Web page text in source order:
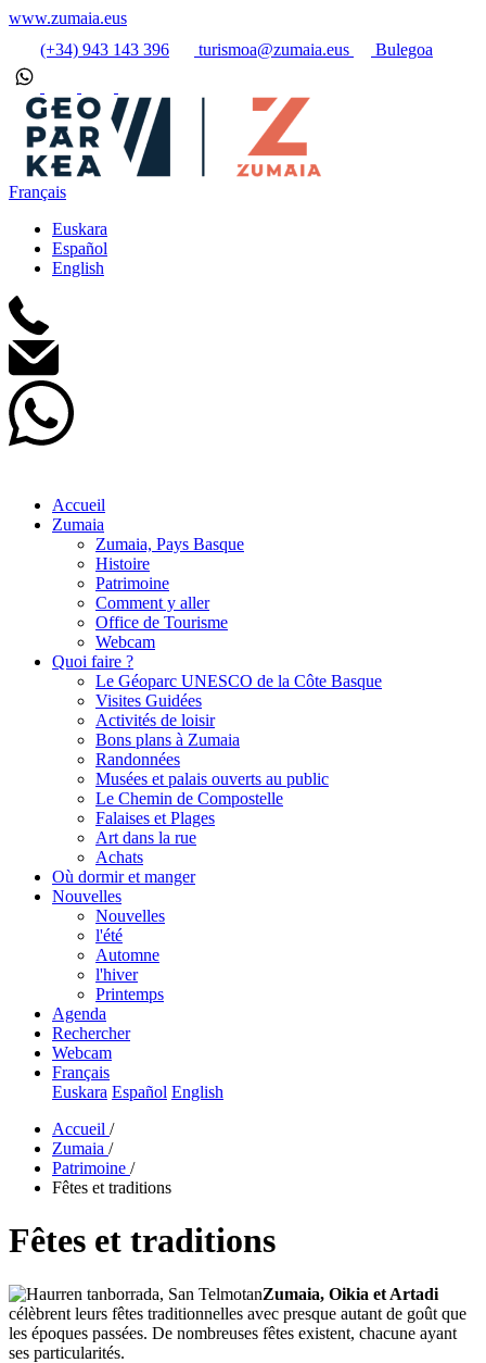
www.zumaia.eus
(+34) 943 143 396
turismoa@zumaia.eus Bulegoa
Français
Euskara
Español
English
Accueil
Zumaia
Zumaia, Pays Basque
Histoire
Patrimoine
Comment y aller
Office de Tourisme
Webcam
Quoi faire ?
Le Géoparc UNESCO de la Côte Basque
Visites Guidées
Activités de loisir
Bons plans à Zumaia
Randonnées
Musées et palais ouverts au public
Le Chemin de Compostelle
Falaises et Plages
Art dans la rue
Achats
Où dormir et manger
Nouvelles
Nouvelles
l'été
Automne
l'hiver
Printemps
Agenda
Rechercher
Webcam
Français
Euskara Español English
Accueil /
Zumaia /
Patrimoine /
Fêtes et traditions
Fêtes et traditions
Zumaia, Oikia et Artadi
célèbrent leurs fêtes traditionnelles avec presque autant de goût que
les époques passées. De nombreuses fêtes existent, chacune ayant
ses particularités.